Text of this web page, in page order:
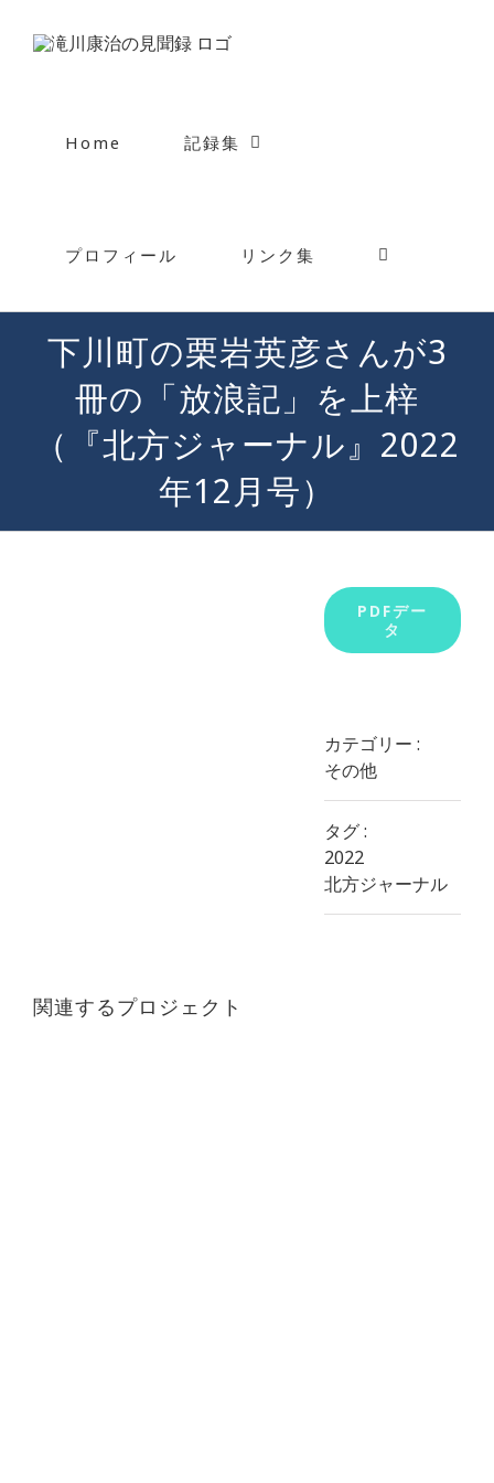
Home 記録集
プロフィール リンク集
下川町の栗岩英彦さんが3
冊の「放浪記」を上梓
（『北方ジャーナル』2022
年12月号）
PDFデー
タ
カテゴリー :
その他
タグ :
2022
北方ジャーナル
関連するプロジェクト